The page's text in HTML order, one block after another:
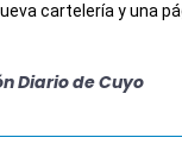
cartelería y una
Diario de Cuyo